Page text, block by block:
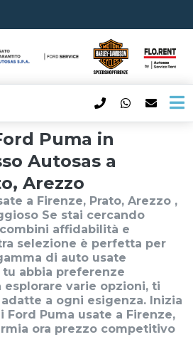
Puma in
Autosas a
Arezzo
a Firenze, Prato, Arezzo ,
Se stai cercando
affidabilità e
selezione è perfetta per
di auto usate
abbia preferenze
varie opzioni, ti
a ogni esigenza. Inizia
Ford Puma usate a Firenze,
ora prezzo competitivo